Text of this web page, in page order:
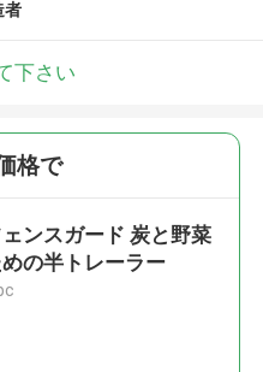
者
下さい
格で
ンスガード 炭と野菜
の半トレーラー